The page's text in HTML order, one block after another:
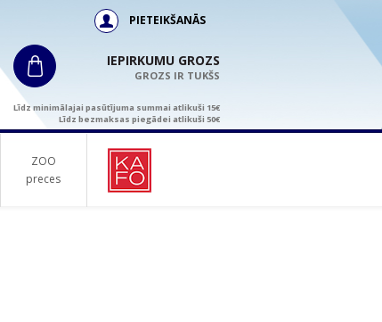
PIETEIKŠANĀS
IEPIRKUMU GROZS
GROZS IR TUKŠS
Līdz minimālajai pasūtījuma summai atlikuši 15€
Līdz bezmaksas piegādei atlikuši 50€
ZOO
preces